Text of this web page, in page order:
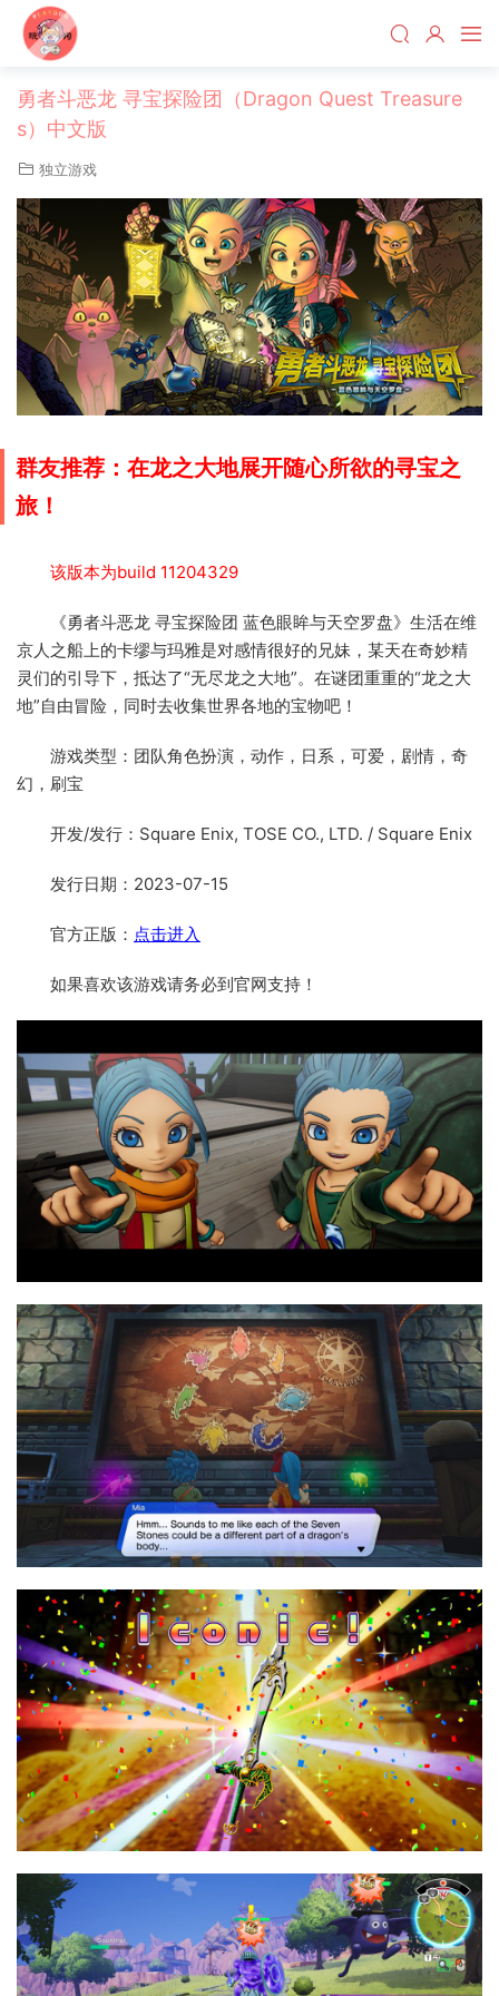
勇者斗恶龙 寻宝探险团（Dragon Quest Treasure
s）中文版
独立游戏
群友推荐：在龙之大地展开随心所欲的寻宝之
旅！
该版本为build 11204329
《勇者斗恶龙 寻宝探险团 蓝色眼眸与天空罗盘》生活在维
京人之船上的卡缪与玛雅是对感情很好的兄妹，某天在奇妙精
灵们的引导下，抵达了“无尽龙之大地”。在谜团重重的“龙之大
地”自由冒险，同时去收集世界各地的宝物吧！
游戏类型：团队角色扮演，动作，日系，可爱，剧情，奇
幻，刷宝
开发/发行：Square Enix, TOSE CO., LTD. / Square Enix
发行日期：2023-07-15
官方正版： 点击进入
如果喜欢该游戏请务必到官网支持！